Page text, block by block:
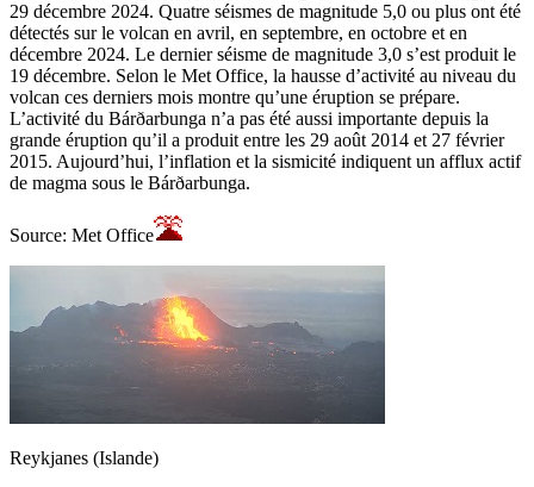
29 décembre 2024. Quatre séismes de magnitude 5,0 ou plus ont été
détectés sur le volcan en avril, en septembre, en octobre et en
décembre 2024. Le dernier séisme de magnitude 3,0 s’est produit le
19 décembre. Selon le Met Office, la hausse d’activité au niveau du
volcan ces derniers mois montre qu’une éruption se prépare.
L’activité du Bárðarbunga n’a pas été aussi importante depuis la
grande éruption qu’il a produit entre les 29 août 2014 et 27 février
2015. Aujourd’hui, l’inflation et la sismicité indiquent un afflux actif
de magma sous le Bárðarbunga.
Source: Met Office
Reykjanes (Islande)